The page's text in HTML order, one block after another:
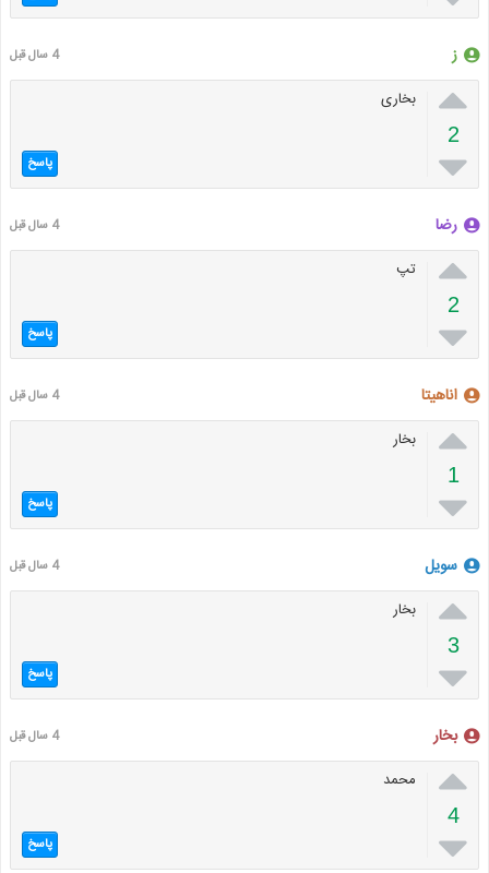
ز 4 سال قبل

2

بخاری
پاسخ
رضا 4 سال قبل

2

تپ
پاسخ
اناهیتا 4 سال قبل

1

بخار
پاسخ
سویل 4 سال قبل

3

بخار
پاسخ
بخار 4 سال قبل

4

محمد
پاسخ